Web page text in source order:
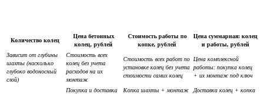
Количество колец
Цена бетонных
колец, рублей
Стоимость работы по
копке, рублей
Цена суммарная: колец
и работы, рублей
Зависит от глубины
шахты (насколько
глубоко водоносный
слой)
Стоимость всех
колец без учета
расходов на их
монтаж
Стоимость всех работ по
установке колец без учета
стоимости самих колец
Цена комплексной
работы: покупка колец
+ их монтаж под ключ
Покупка и доставка
Копка шахты + монтаж
Доставка колец + копка